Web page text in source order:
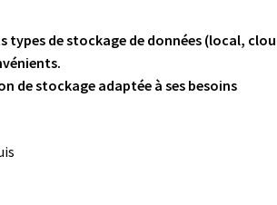
types de stockage de données (local,
de stockage adaptée à ses besoins